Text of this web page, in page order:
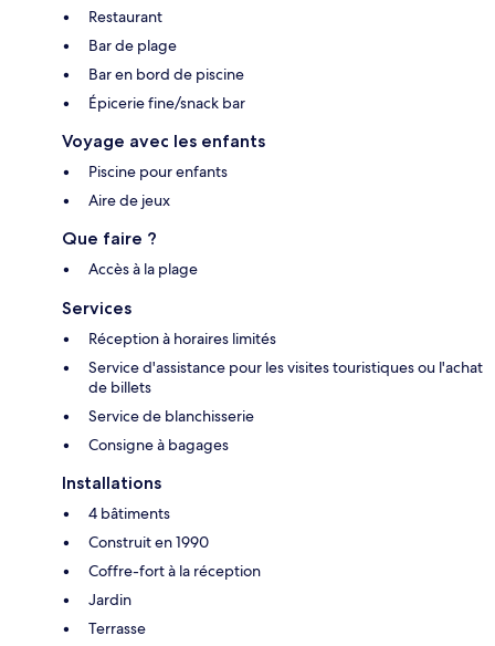
Restaurant
Bar de plage
Bar en bord de piscine
Épicerie fine/snack bar
Voyage avec les enfants
Piscine pour enfants
Aire de jeux
Que faire ?
Accès à la plage
Services
Réception à horaires limités
Service d'assistance pour les visites touristiques ou l'achat
de billets
Service de blanchisserie
Consigne à bagages
Installations
4 bâtiments
Construit en 1990
Coffre-fort à la réception
Jardin
Terrasse